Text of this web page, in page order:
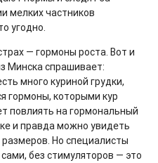
мелких частников
угодно.
— гормоны роста. Вот и
Минска спрашивает:
много куриной грудки,
гормоны, которыми кур
повлиять на гормональный
и правда можно увидеть
Но специалисты
без стимуляторов — это